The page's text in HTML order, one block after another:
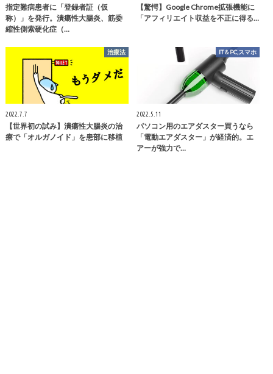
指定難病患者に「登録者証（仮
称）」を発行。潰瘍性大腸炎、筋委
縮性側索硬化症（…
【驚愕】Google Chrome拡張機能に
「アフィリエイト収益を不正に得る…
治療法
2022.7.7
【世界初の試み】潰瘍性大腸炎の治
療で「オルガノイド」を患部に移植
IT＆PC,スマホ
2022.5.11
パソコン用のエアダスター買うなら
「電動エアダスター」が経済的。エ
アーが強力で…